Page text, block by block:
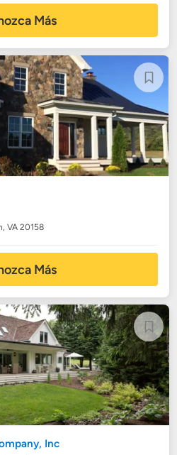
Más
VA 20158
Más
Inc